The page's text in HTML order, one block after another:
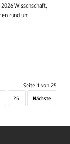
Wissenschaft,
rund um
Seite 1 von 25
25 Nächste